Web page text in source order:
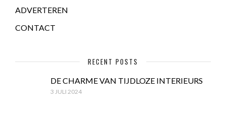
ADVERTEREN
CONTACT
RECENT POSTS
DE CHARME VAN TIJDLOZE INTERIEURS
3 JULI 2024